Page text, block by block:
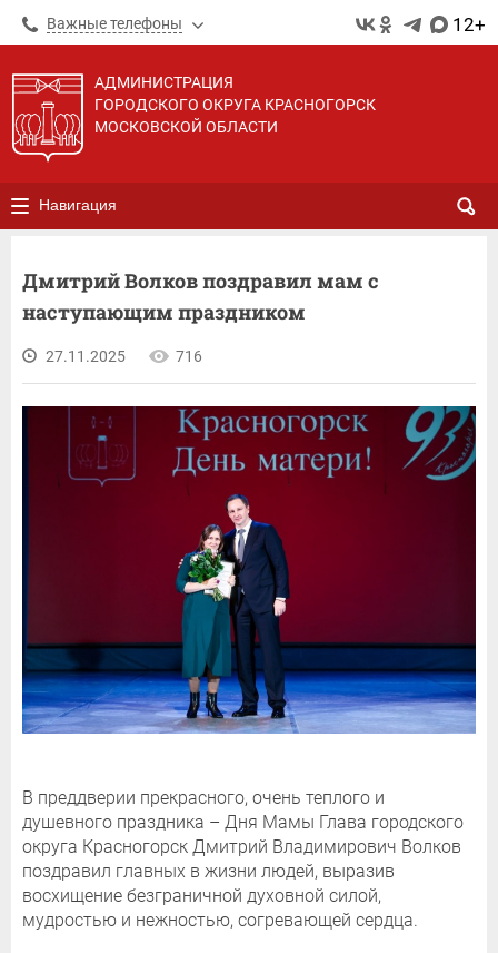
Важные телефоны 12+
АДМИНИСТРАЦИЯ
ГОРОДСКОГО ОКРУГА КРАСНОГОРСК
МОСКОВСКОЙ ОБЛАСТИ
Навигация
Дмитрий Волков поздравил мам с
наступающим праздником
27.11.2025 716
В преддверии прекрасного, очень теплого и
душевного праздника – Дня Мамы Глава городского
округа Красногорск Дмитрий Владимирович Волков
поздравил главных в жизни людей, выразив
восхищение безграничной духовной силой,
мудростью и нежностью, согревающей сердца.